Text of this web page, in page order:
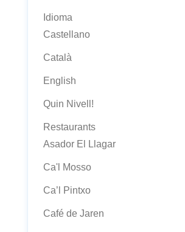
Idioma
Castellano
Català
English
Quin Nivell!
Restaurants
Asador El Llagar
Ca'l Mosso
Ca’l Pintxo
Café de Jaren